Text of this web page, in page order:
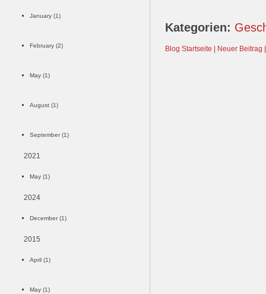
January (1)
February (2)
May (1)
August (1)
September (1)
2021
May (1)
2024
December (1)
2015
April (1)
May (1)
Kategorien:
Blog Startseite | Neuer Beitrag |